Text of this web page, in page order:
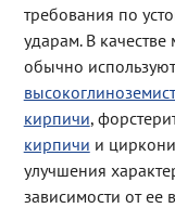
требования по
ударам. В
обычно
кирпичи,
кирпичи и
улучшения
зависимости от ее